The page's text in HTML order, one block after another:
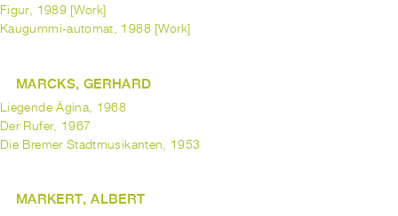
Figur, 1989 [Work]
Kaugummi-automat, 1988 [Work]
MARCKS, GERHARD
Liegende Ägina, 1968
Der Rufer, 1967
Die Bremer Stadtmusikanten, 1953
MARKERT, ALBERT